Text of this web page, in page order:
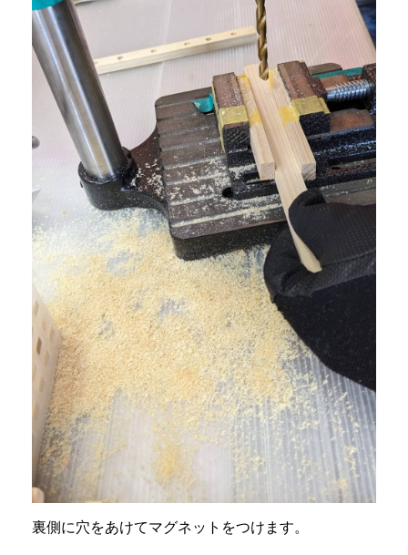
裏側に穴をあけてマグネットをつけます。